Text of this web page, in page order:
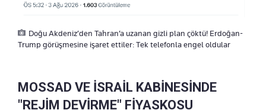
Doğu Akdeniz’den Tahran’a uzanan gizli plan çöktü! Erdoğan-
Trump görüşmesine işaret ettiler: Tek telefonla engel oldular
MOSSAD VE İSRAİL KABİNESİNDE
"REJİM DEVİRME" FİYASKOSU